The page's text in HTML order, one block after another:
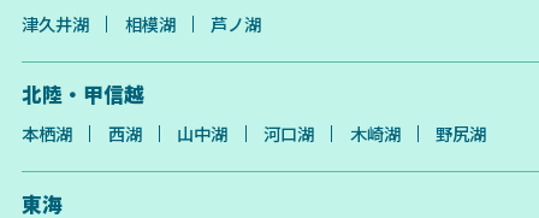
津久井湖
相模湖 芦ノ湖
北陸・甲信越
本栖湖 西湖 山中湖 河口湖 木崎湖 野尻湖
東海